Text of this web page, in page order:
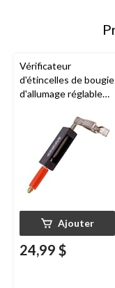
Vérificateur
d'étincelles de bougie
d'allumage réglable
Ajouter
24,99 $